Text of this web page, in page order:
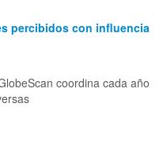
percibidos con influencia
coordina cada año